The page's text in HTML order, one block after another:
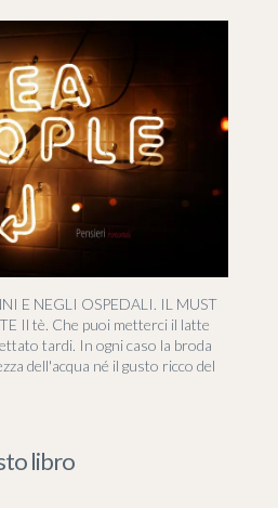
E NEGLI OSPEDALI. IL MUST
Il tè. Che puoi metterci il latte
tardi. In ogni caso la broda
dell'acqua né il gusto ricco del
libro